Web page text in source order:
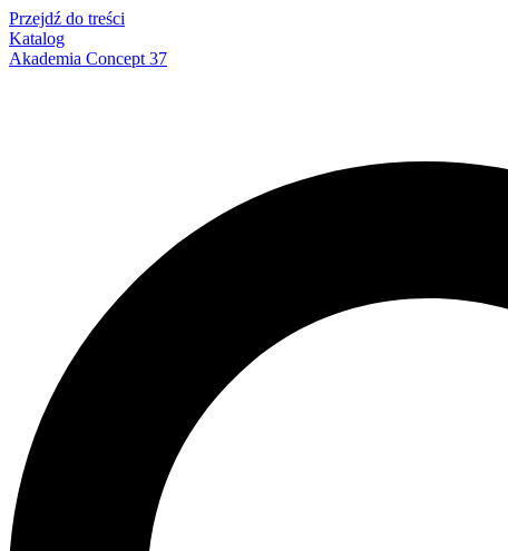
Przejdź do treści
Katalog
Akademia Concept 37